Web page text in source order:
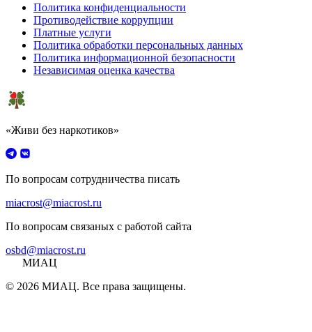
Политика конфиденциальности
Противодействие коррупции
Платные услуги
Политика обработки персональных данных
Политика информационной безопасности
Независимая оценка качества
«Живи без наркотиков»
По вопросам сотрудничества писать
miacrost@miacrost.ru
По вопросам связаных с работой сайта
osbd@miacrost.ru
МИАЦ
© 2026 МИАЦ. Все права защищены.